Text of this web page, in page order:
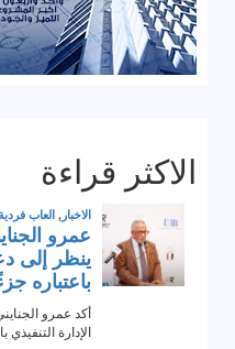
الاكثر قراءة